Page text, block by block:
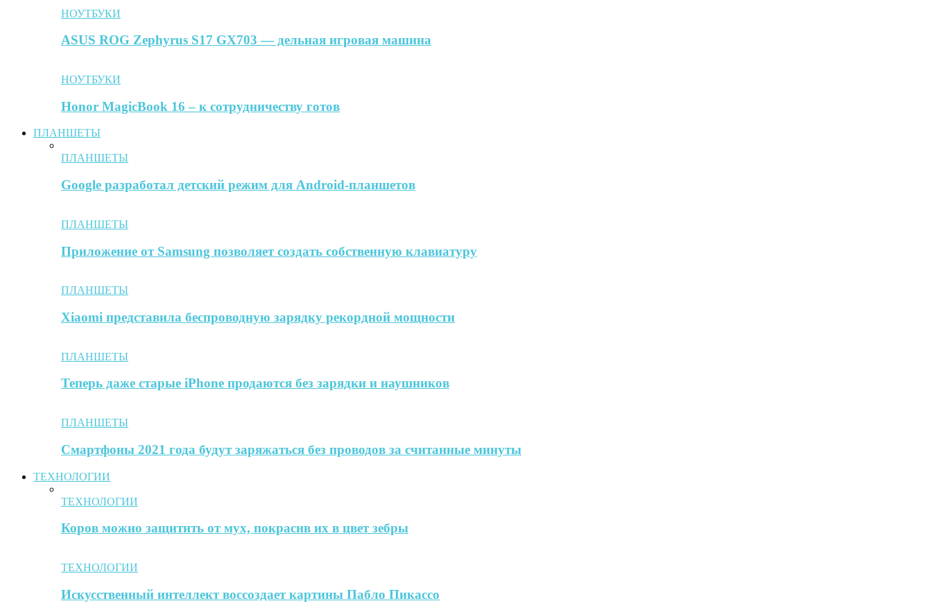
НОУТБУКИ
ASUS ROG Zephyrus S17 GX703 — дельная игровая машина
НОУТБУКИ
Honor MagicBook 16 – к сотрудничеству готов
ПЛАНШЕТЫ
ПЛАНШЕТЫ
Google разработал детский режим для Android-планшетов
ПЛАНШЕТЫ
Приложение от Samsung позволяет создать собственную клавиатуру
ПЛАНШЕТЫ
Xiaomi представила беспроводную зарядку рекордной мощности
ПЛАНШЕТЫ
Теперь даже старые iPhone продаются без зарядки и наушников
ПЛАНШЕТЫ
Смартфоны 2021 года будут заряжаться без проводов за считанные минуты
ТЕХНОЛОГИИ
ТЕХНОЛОГИИ
Коров можно защитить от мух, покрасив их в цвет зебры
ТЕХНОЛОГИИ
Искусственный интеллект воссоздает картины Пабло Пикассо